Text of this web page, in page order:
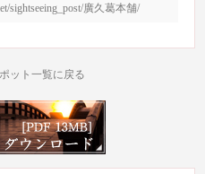
sightseeing_post/廣久葛本舗/
ット一覧に戻る